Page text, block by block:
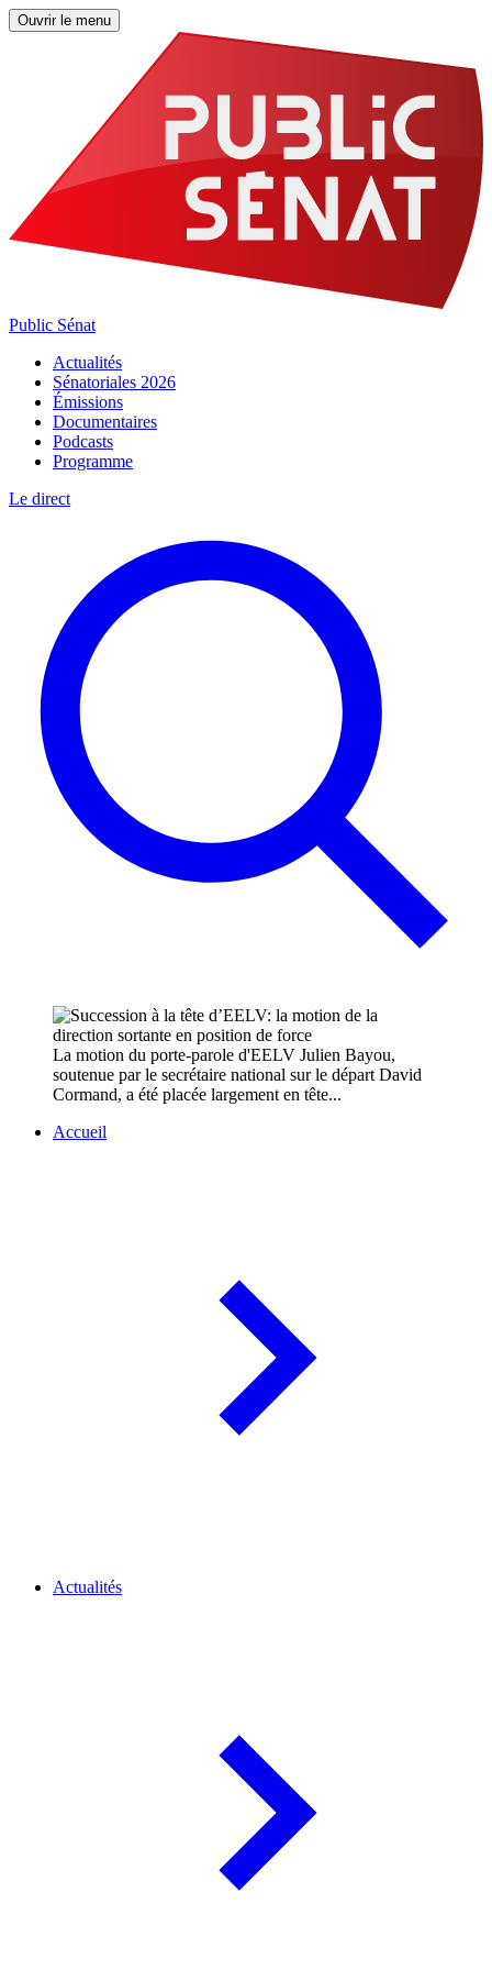
Ouvrir le menu
Public Sénat
Actualités
Sénatoriales 2026
Émissions
Documentaires
Podcasts
Programme
Le direct
La motion du porte-parole d'EELV Julien Bayou,
soutenue par le secrétaire national sur le départ David
Cormand, a été placée largement en tête...
Accueil
Actualités